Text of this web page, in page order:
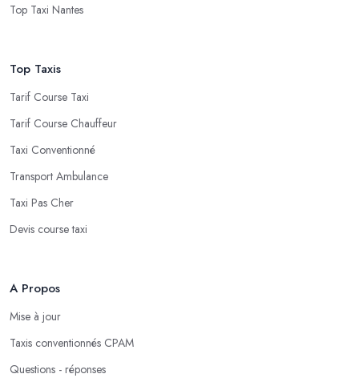
Top Taxi Nantes
Top Taxis
Tarif Course Taxi
Tarif Course Chauffeur
Taxi Conventionné
Transport Ambulance
Taxi Pas Cher
Devis course taxi
A Propos
Mise à jour
Taxis conventionnés CPAM
Questions - réponses